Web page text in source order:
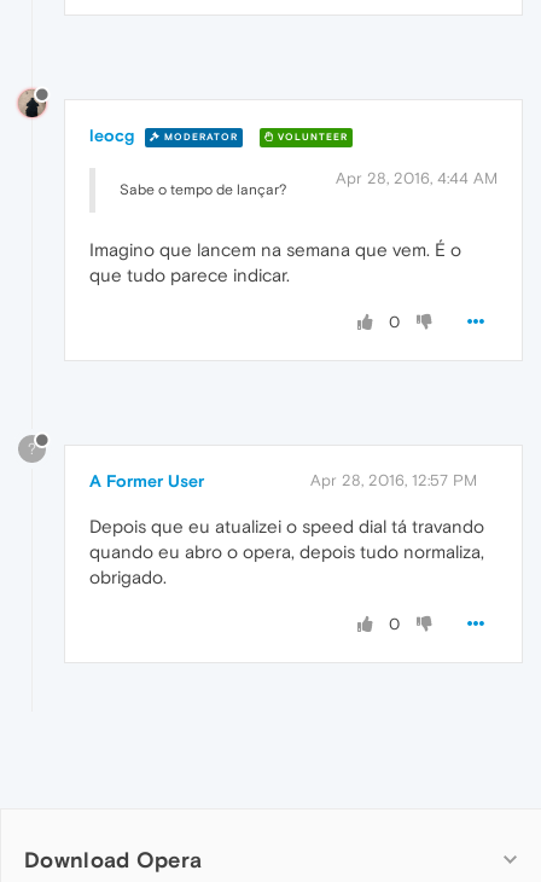
leocg MODERATOR VOLUNTEER
Apr 28, 2016, 4:44 AM
Sabe o tempo de lançar?
Imagino que lancem na semana que vem. É o
que tudo parece indicar.
0
?
A Former User Apr 28, 2016, 12:57 PM
Depois que eu atualizei o speed dial tá travando
quando eu abro o opera, depois tudo normaliza,
obrigado.
0
Download Opera